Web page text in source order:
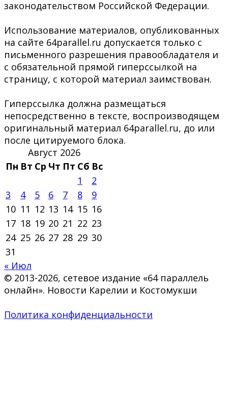
законодательством Российской Федерации.
Использование материалов, опубликованных
на сайте 64parallel.ru допускается только с
письменного разрешения правообладателя и
с обязательной прямой гиперссылкой на
страницу, с которой материал заимствован.
Гиперссылка должна размещаться
непосредственно в тексте, воспроизводящем
оригинальный материал 64parallel.ru, до или
после цитируемого блока.
Август 2026
Пн Вт Ср Чт Пт Сб Вс
1
2
3
4 5 6 7 8
9
10 11 12 13 14 15 16
17 18 19 20 21 22 23
24 25 26 27 28 29 30
31
« Июл
© 2013-2026, сетевое издание «64 параллель
онлайн». Новости Карелии и Костомукши
Политика конфиденциальности